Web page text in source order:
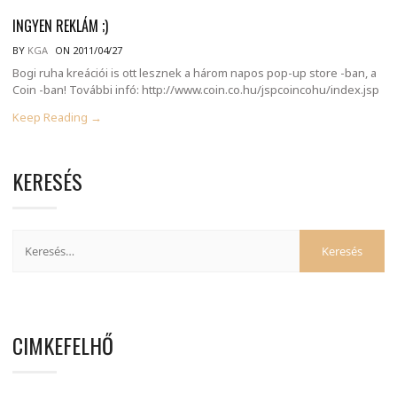
INGYEN REKLÁM ;)
BY KGA ON 2011/04/27
Bogi ruha kreációi is ott lesznek a három napos pop-up store -ban, a
Coin -ban! További infó: http://www.coin.co.hu/jspcoincohu/index.jsp
Keep Reading →
KERESÉS
CIMKEFELHŐ